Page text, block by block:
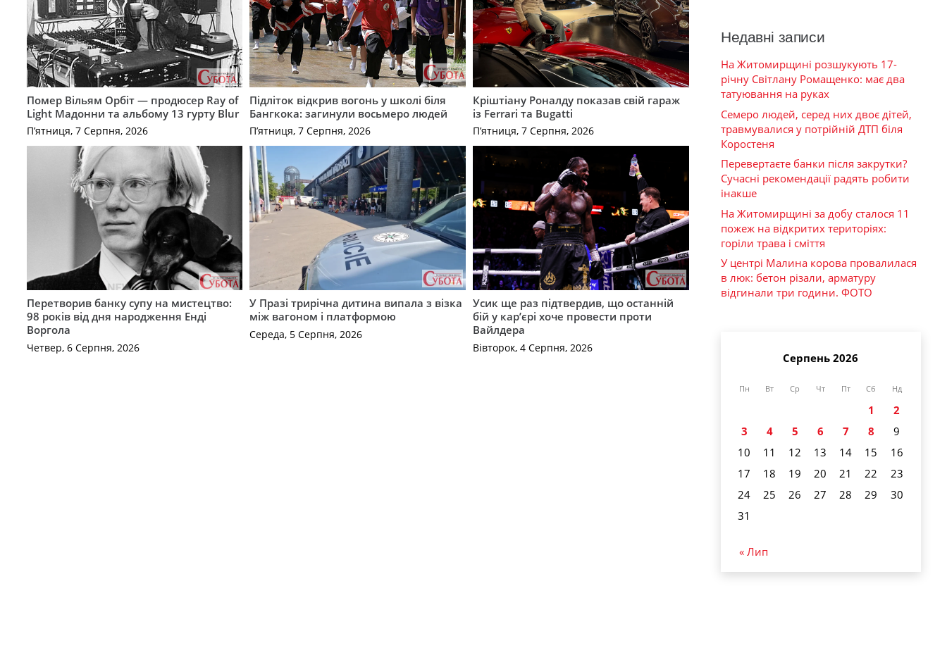
Помер Вільям Орбіт — продюсер Ray of
Light Мадонни та альбому 13 гурту Blur
П’ятниця, 7 Серпня, 2026
Підліток відкрив вогонь у школі біля
Бангкока: загинули восьмеро людей
П’ятниця, 7 Серпня, 2026
Кріштіану Роналду показав свій гараж
із Ferrari та Bugatti
П’ятниця, 7 Серпня, 2026
Перетворив банку супу на мистецтво:
98 років від дня народження Енді
Воргола
Четвер, 6 Серпня, 2026
У Празі трирічна дитина випала з візка
між вагоном і платформою
Середа, 5 Серпня, 2026
Усик ще раз підтвердив, що останній
бій у кар’єрі хоче провести проти
Вайлдера
Вівторок, 4 Серпня, 2026
Недавні записи
На Житомирщині розшукують 17-
річну Світлану Ромащенко: має два
татуювання на руках
Семеро людей, серед них двоє дітей,
травмувалися у потрійній ДТП біля
Коростеня
Перевертаєте банки після закрутки?
Сучасні рекомендації радять робити
інакше
На Житомирщині за добу сталося 11
пожеж на відкритих територіях:
горіли трава і сміття
У центрі Малина корова провалилася
в люк: бетон різали, арматуру
відгинали три години. ФОТО
Серпень 2026
Пн Вт Ср Чт Пт Сб Нд
1
2
3
4 5 6 7 8
9
10
11 12 13 14 15
16
17
18 19 20 21 22
23
24
25 26 27 28 29
30
31
« Лип